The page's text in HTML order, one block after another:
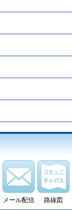
メール配信 路線図